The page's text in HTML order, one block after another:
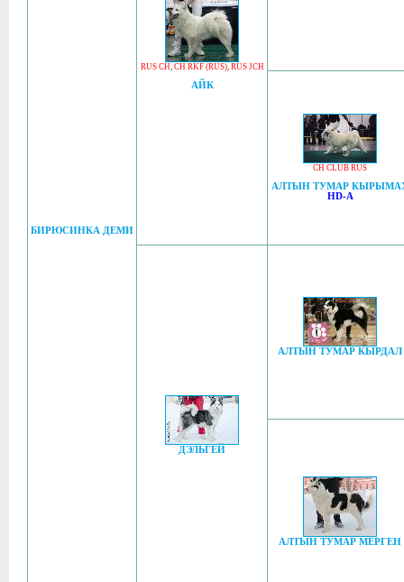
БИРЮСИНКА ДЕМИ
RUS CH, CH RKF (RUS), RUS JCH
АЙК
CH CLUB RUS
АЛТЫН ТУМАР
HD-A
ДЭЛЬГЕЙ
АЛТЫН ТУМАР КЫРДАЛ
АЛТЫН ТУМАР МЕРГЕН